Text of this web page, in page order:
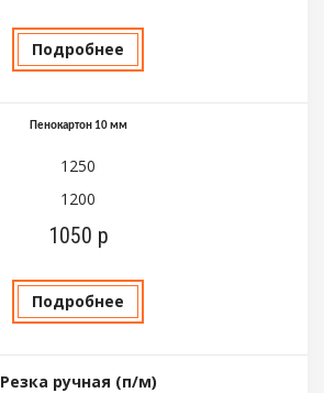
Подробнее
Пенокартон 10 мм
1250
1200
1050 р
Подробнее
Резка ручная (п/м)